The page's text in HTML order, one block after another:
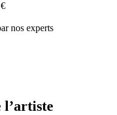
nos experts
l’artiste